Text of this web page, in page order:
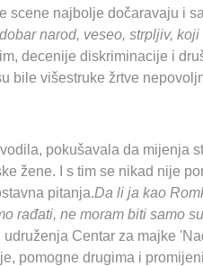
scene najbolje dočaravaju i
narod, veseo, strpljiv,
decenije diskriminacije i
bile višestruke žrtve
pokušavala da mijenja
žene. I s tim se nikad nije
pitanja.Da li ja kao
rađati, ne moram biti samo
Centar za majke
pomogne drugima i